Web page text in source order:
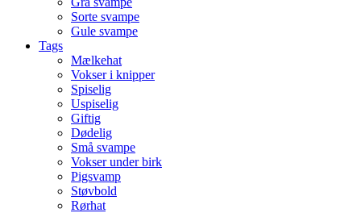
Sorte svampe
Gule svampe
Tags
Mælkehat
Vokser i knipper
Spiselig
Uspiselig
Giftig
Dødelig
Små svampe
Vokser under birk
Pigsvamp
Støvbold
Rørhat